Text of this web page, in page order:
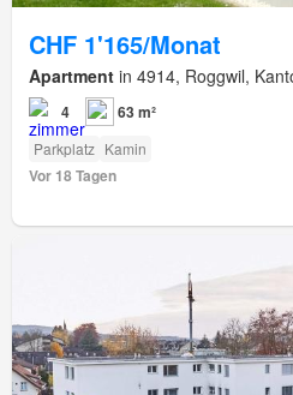
CHF 1'165/Monat
Apartment in 4914, Roggwil,
4 63 m²
Parkplatz Kamin
Vor 18 Tagen